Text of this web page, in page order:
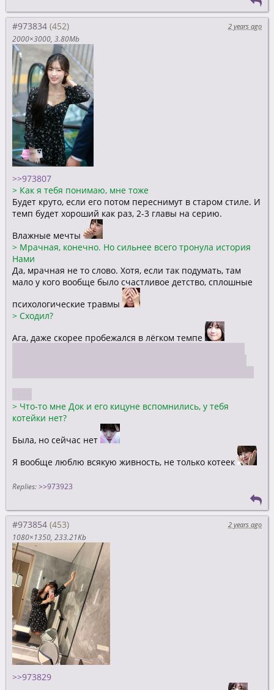
#973834
2 years ago
2000×3000 3.80Mb
>>973807
> Как я тебя понимаю, мне тоже
Будет круто, если его потом переснимут в старом стиле. И
темп будет хороший как раз, 2-3 главы на серию.
Влажные мечты
> Мрачная, конечно. Но сильнее всего тронула история
Нами
Да, мрачная не то слово. Хотя, если так подумать, там
мало у кого вообще было счастливое детство, сплошные
психологические травмы
> Сходил?
Ага, даже скорее пробежался в лёгком темпе
> Что-то мне Док и его кицуне вспомнились, у тебя
котейки нет?
Была, но сейчас нет
Я вообще люблю всякую живность, не только котеек
Replies: >>973923
#973854
2 years ago
1080×1350 233.21Kb
>>973829